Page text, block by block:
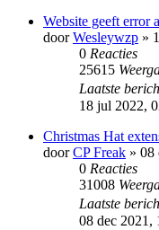
Website geeft error
doorWesleywzp »
0 Reacties
25615
Laatste
18 jul 2022,
Christmas Hat
doorCP Freak » 08
0 Reacties
31008
Laatste
08 dec 2021,